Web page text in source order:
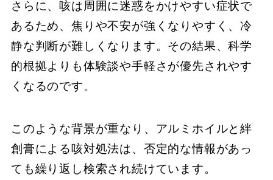
さらに、咳は周囲に迷惑をかけやすい症状で
あるため、焦りや不安が強くなりやすく、冷
静な判断が難しくなります。その結果、科学
的根拠よりも体験談や手軽さが優先されやす
くなるのです。
このような背景が重なり、アルミホイルと絆
創膏による咳対処法は、否定的な情報があっ
ても繰り返し検索され続けています。